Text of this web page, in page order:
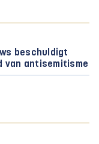
beschuldigt
van antisemitisme